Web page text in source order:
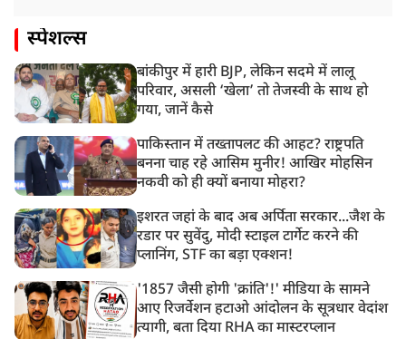
स्पेशल्स
बांकीपुर में हारी BJP, लेकिन सदमे में लालू
परिवार, असली ‘खेला’ तो तेजस्वी के साथ हो
गया, जानें कैसे
पाकिस्तान में तख्तापलट की आहट? राष्ट्रपति
बनना चाह रहे आसिम मुनीर! आखिर मोहसिन
नकवी को ही क्यों बनाया मोहरा?
इशरत जहां के बाद अब अर्पिता सरकार...जैश के
रडार पर सुवेंदु, मोदी स्टाइल टार्गेट करने की
प्लानिंग, STF का बड़ा एक्शन!
'1857 जैसी होगी 'क्रांति'!' मीडिया के सामने
आए रिजर्वेशन हटाओ आंदोलन के सूत्रधार वेदांश
त्यागी, बता दिया RHA का मास्टरप्लान